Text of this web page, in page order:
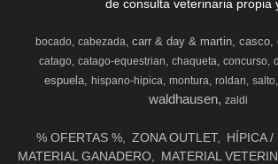
de consulta veterinaria propia
bocado cabezada carr & day & martin casco
catago catago-equestrian chaqueta concurso
espuela hispano-hipica montura roldan salto
waldhausen zaldi
% OFERTAS % ZONA OUTLET
HÍPICA /
MATERIAL GANADERO
MATERIAL